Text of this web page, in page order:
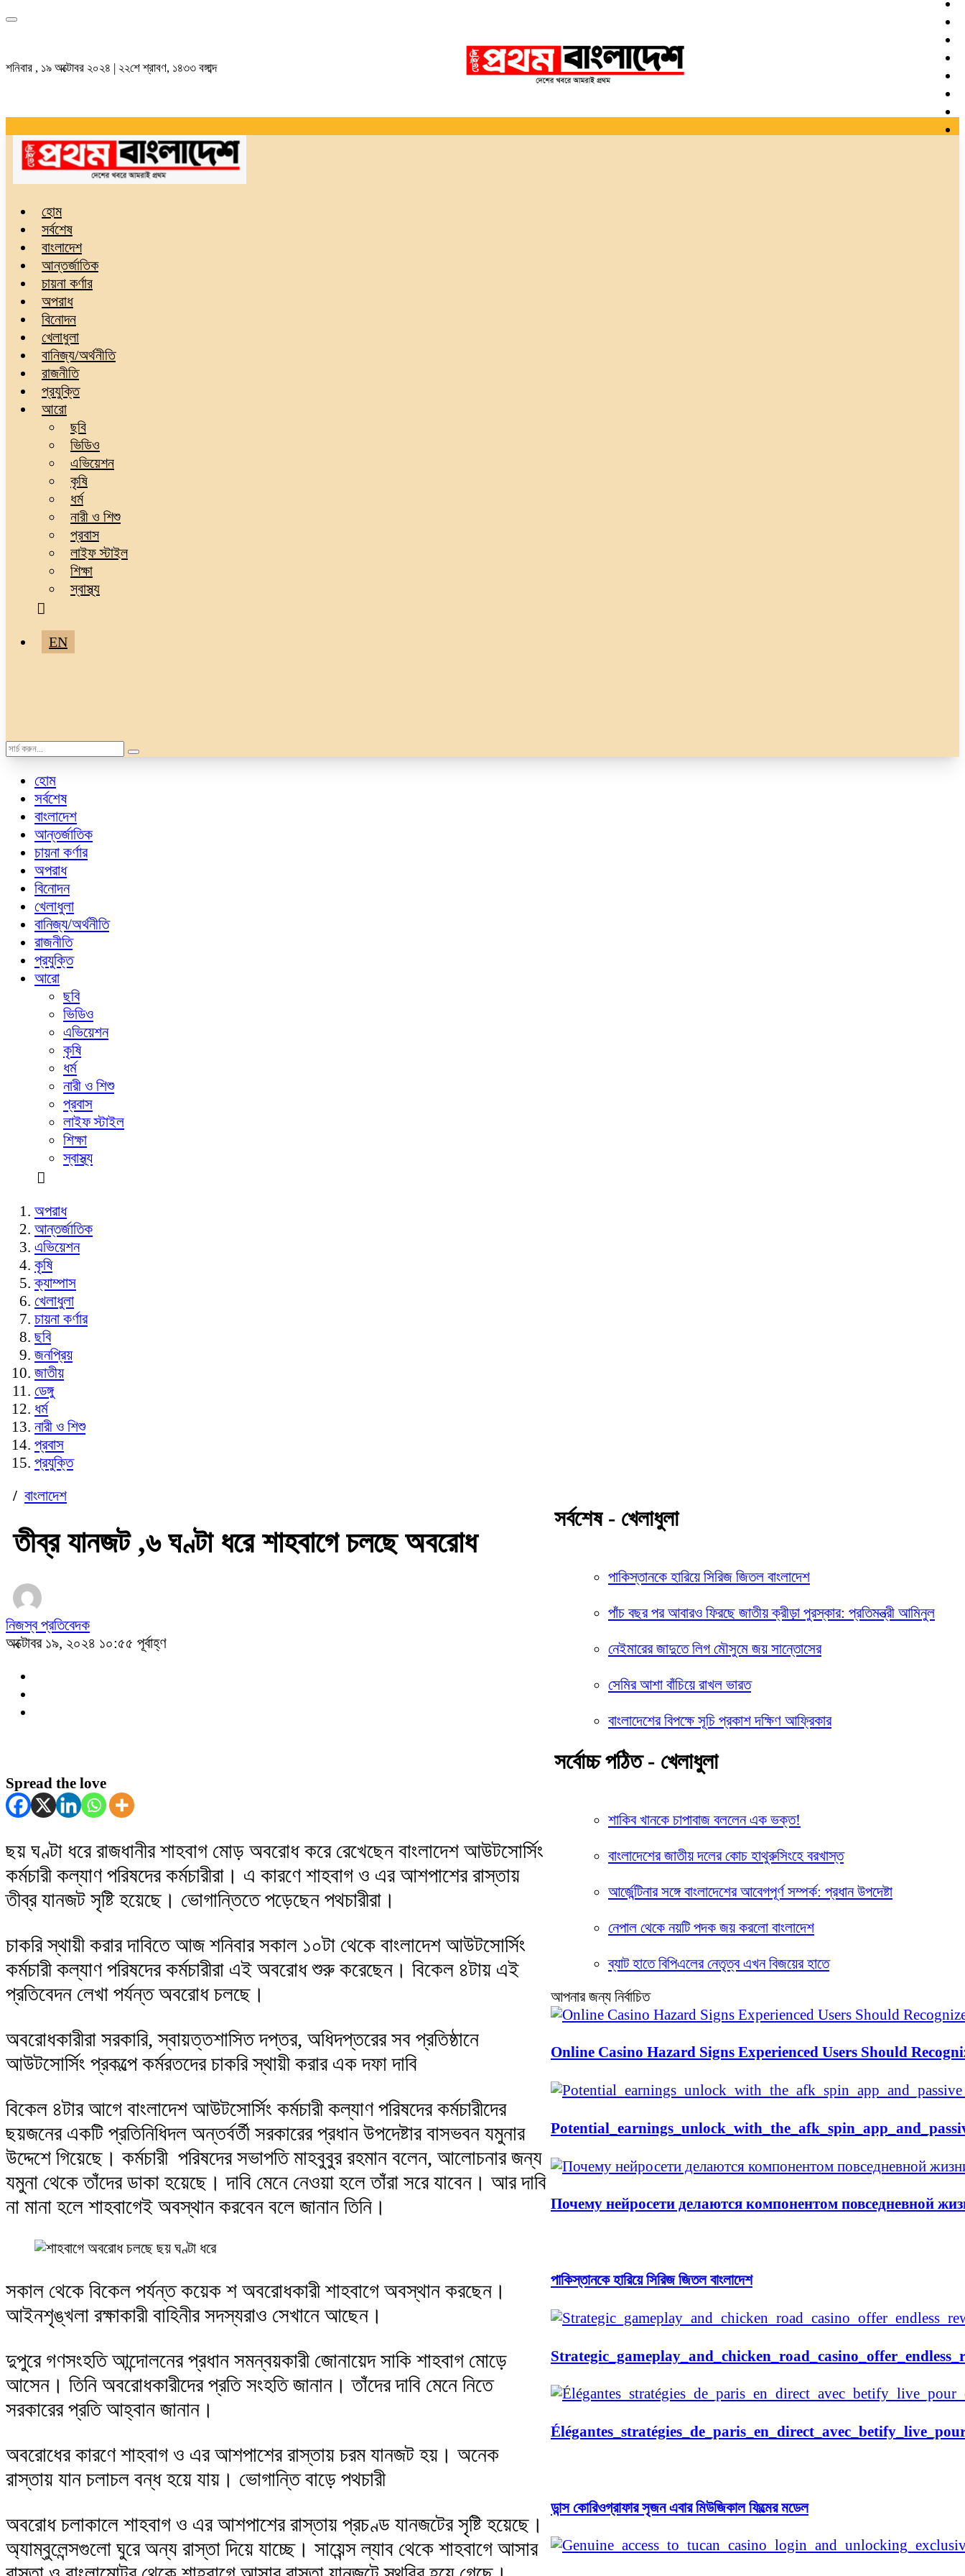
শনিবার , ১৯ অক্টোবর ২০২৪ | ২২শে শ্রাবণ, ১৪৩৩ বঙ্গাব্দ
হোম
সর্বশেষ
বাংলাদেশ
আন্তর্জাতিক
চায়না কর্ণার
অপরাধ
বিনোদন
খেলাধুলা
বানিজ্য/অর্থনীতি
রাজনীতি
প্রযুক্তি
আরো
ছবি
ভিডিও
এভিয়েশন
কৃষি
ধর্ম
নারী ও শিশু
প্রবাস
লাইফ স্টাইল
শিক্ষা
স্বাস্থ্য
EN
হোম
সর্বশেষ
বাংলাদেশ
আন্তর্জাতিক
চায়না কর্ণার
অপরাধ
বিনোদন
খেলাধুলা
বানিজ্য/অর্থনীতি
রাজনীতি
প্রযুক্তি
আরো
ছবি
ভিডিও
এভিয়েশন
কৃষি
ধর্ম
নারী ও শিশু
প্রবাস
লাইফ স্টাইল
শিক্ষা
স্বাস্থ্য
অপরাধ
আন্তর্জাতিক
এভিয়েশন
কৃষি
ক্যাম্পাস
খেলাধুলা
চায়না কর্ণার
ছবি
জনপ্রিয়
জাতীয়
ডেঙ্গু
ধর্ম
নারী ও শিশু
প্রবাস
প্রযুক্তি
/ বাংলাদেশ
তীব্র যানজট ,৬ ঘণ্টা ধরে শাহবাগে চলছে অবরোধ
নিজস্ব প্রতিবেদক
অক্টোবর ১৯, ২০২৪ ১০:৫৫ পূর্বাহ্ণ
Spread the love
ছয় ঘণ্টা ধরে রাজধানীর শাহবাগ মোড় অবরোধ করে রেখেছেন বাংলাদেশ আউটসোর্সিং
কর্মচারী কল্যাণ পরিষদের কর্মচারীরা। এ কারণে শাহবাগ ও এর আশপাশের রাস্তায়
তীব্র যানজট সৃষ্টি হয়েছে। ভোগান্তিতে পড়েছেন পথচারীরা।
চাকরি স্থায়ী করার দাবিতে আজ শনিবার সকাল ১০টা থেকে বাংলাদেশ আউটসোর্সিং
কর্মচারী কল্যাণ পরিষদের কর্মচারীরা এই অবরোধ শুরু করেছেন। বিকেল ৪টায় এই
প্রতিবেদন লেখা পর্যন্ত অবরোধ চলছে।
অবরোধকারীরা সরকারি, স্বায়ত্তশাসিত দপ্তর, অধিদপ্তরের সব প্রতিষ্ঠানে
আউটসোর্সিং প্রকল্পে কর্মরতদের চাকরি স্থায়ী করার এক দফা দাবি
বিকেল ৪টার আগে বাংলাদেশ আউটসোর্সিং কর্মচারী কল্যাণ পরিষদের কর্মচারীদের
ছয়জনের একটি প্রতিনিধিদল অন্তর্বর্তী সরকারের প্রধান উপদেষ্টার বাসভবন যমুনার
উদ্দেশে গিয়েছে। কর্মচারী পরিষদের সভাপতি মাহবুবুর রহমান বলেন, আলোচনার জন্য
যমুনা থেকে তাঁদের ডাকা হয়েছে। দাবি মেনে নেওয়া হলে তাঁরা সরে যাবেন। আর দাবি
না মানা হলে শাহবাগেই অবস্থান করবেন বলে জানান তিনি।
সকাল থেকে বিকেল পর্যন্ত কয়েক শ অবরোধকারী শাহবাগে অবস্থান করছেন।
আইনশৃঙ্খলা রক্ষাকারী বাহিনীর সদস্যরাও সেখানে আছেন।
দুপুরে গণসংহতি আন্দোলনের প্রধান সমন্বয়কারী জোনায়েদ সাকি শাহবাগ মোড়ে
আসেন। তিনি অবরোধকারীদের প্রতি সংহতি জানান। তাঁদের দাবি মেনে নিতে
সরকারের প্রতি আহ্বান জানান।
অবরোধের কারণে শাহবাগ ও এর আশপাশের রাস্তায় চরম যানজট হয়। অনেক
রাস্তায় যান চলাচল বন্ধ হয়ে যায়। ভোগান্তি বাড়ে পথচারী
অবরোধ চলাকালে শাহবাগ ও এর আশপাশের রাস্তায় প্রচণ্ড যানজটের সৃষ্টি হয়েছে।
অ্যাম্বুলেন্সগুলো ঘুরে অন্য রাস্তা দিয়ে যাচ্ছে। সায়েন্স ল্যাব থেকে শাহবাগে আসার
সর্বশেষ - খেলাধুলা
পাকিস্তানকে হারিয়ে সিরিজ জিতল বাংলাদেশ
পাঁচ বছর পর আবারও ফিরছে জাতীয় ক্রীড়া পুরস্কার: প্রতিমন্ত্রী আমিনুল
নেইমারের জাদুতে লিগ মৌসুমে জয় সান্তোসের
সেমির আশা বাঁচিয়ে রাখল ভারত
বাংলাদেশের বিপক্ষে সূচি প্রকাশ দক্ষিণ আফ্রিকার
সর্বোচ্চ পঠিত - খেলাধুলা
শাকিব খানকে চাপাবাজ বললেন এক ভক্ত!
বাংলাদেশের জাতীয় দলের কোচ হাথুরুসিংহে বরখাস্ত
আর্জেন্টিনার সঙ্গে বাংলাদেশের আবেগপূর্ণ সম্পর্ক: প্রধান উপদেষ্টা
নেপাল থেকে নয়টি পদক জয় করলো বাংলাদেশ
ব্যাট হাতে বিপিএলের নেতৃত্ব এখন বিজয়ের হাতে
আপনার জন্য নির্বাচিত
Online Casino Hazard Signs Experienced Users Should
Почему нейросети делаются компонентом повседневной
পাকিস্তানকে হারিয়ে সিরিজ জিতল বাংলাদেশ
ডান্স কোরিওগ্রাফার সৃজন এবার মিউজিকাল ফিল্মের মডেল